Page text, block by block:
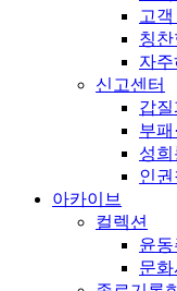
고
칭
자
신고센터
갑
부패
성희
인
아카이브
컬렉션
윤동
문